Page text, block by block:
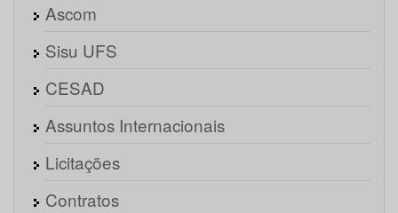
Ascom
Sisu UFS
CESAD
Assuntos Internacionais
Licitações
Contratos